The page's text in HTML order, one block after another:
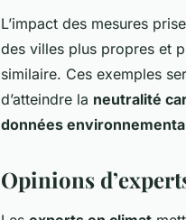
L’impact des mesures
des villes plus propres et
similaire. Ces exemples
d’atteindre la neutralité
données
Opinions